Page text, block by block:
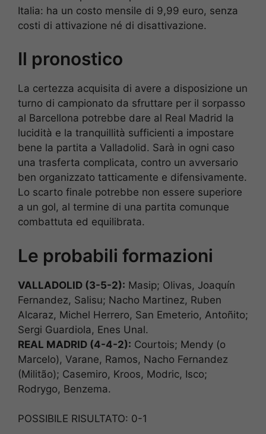
Italia: ha un costo mensile di 9,99 euro, senza
costi di attivazione né di disattivazione.
Il pronostico
La certezza acquisita di avere a disposizione un
turno di campionato da sfruttare per il sorpasso
al Barcellona potrebbe dare al Real Madrid la
lucidità e la tranquillità sufficienti a impostare
bene la partita a Valladolid. Sarà in ogni caso
una trasferta complicata, contro un avversario
ben organizzato tatticamente e difensivamente.
Lo scarto finale potrebbe non essere superiore
a un gol, al termine di una partita comunque
combattuta ed equilibrata.
Le probabili formazioni
VALLADOLID (3-5-2): Masip; Olivas, Joaquín
Fernandez, Salisu; Nacho Martinez, Ruben
Alcaraz, Michel Herrero, San Emeterio, Antoñito;
Sergi Guardiola, Enes Unal.
REAL MADRID (4-4-2): Courtois; Mendy (o
Marcelo), Varane, Ramos, Nacho Fernandez
(Militão); Casemiro, Kroos, Modric, Isco;
Rodrygo, Benzema.
POSSIBILE RISULTATO: 0-1